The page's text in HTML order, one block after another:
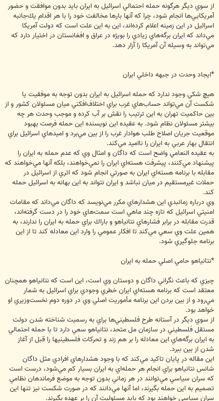
از سوي ديگر هرگونه حمله احتمالي اسرائيل به ايران بايد بدون موافقت و حضور
آمريكايي‌ها انجام شود، چرا كه آنها بارها مخالفت خود را با هر اقدام يك‌جانبه
اسرائيل در اين زمينه اعلام كرده‌اند، اين به اين علت است كه دولت آمريكا
مي‌داند كه ايران برگه‌هاي زيادي را بويژه در عراق و افغانستان در اختيار دارد كه
مي‌تواند به وسيله آن آمريكا را آزار دهد.
*ايجاد وحدت در جبهه داخلي ايران
هيچ شكي وجود ندارد كه حمله اسرائيل به ايران بدون توجه به موفقيت يا
شكست آن مي‌تواند حساب‌هاي غرب براي اختلاف‌افكني ميان مسئولان كشور و از
بين حاكميت تهران به اين ترتيب را نقش بر آب كرده و موجب وحدت هر چه
بيشتر مسئولان نظام شود. به عقيده اين نويسنده اين حمله فرصت بهبود
موقعيت جريان اصلاح طلب هوادار غرب را از بين مي‌برد و اميدهاي اسرائيل براي
انتقال بهار عربي به ايران را نااميد مي‌كند.
به عقيده النعامي واضح است كه داگان و امثال وي كه عدم حمله به ايران را
پيشنهاد مي‌كنند، پيشرفت هسته‌اي ايران را نمي‌خواهند، بلكه آنها مي‌خواهند كه
مقابله با برنامه هسته‌اي ايران به صورتي انجام شود كه اثري از اسرائيل در
حملات غيرمستقيم در ميان نباشد و ايران نتواند به اين بهانه به اسرائيل حمله
كند.
وي درباره زمانبدي اين هشدارهاي مكرر مي‌نويسد كه داگان مي‌داند كه مقامات
امنيتي اسرائيل كه تازه چند ماهي است سمت‌هاي خود را در دست گرفته‌اند،
قدرت مقابله در برابر فشارهاي نتانياهو و باراك براي حمله به ايران را ندارند، به
همين علت وي سعي مي‌كند تا افكار عمومي را وارد اين معادله كند تا از اين
برنامه جلوگيري شود.
*نتانياهو حامي اصلي حمله به ايران
چيزي كه باعث نگراني داگان و دوستان وي است، اين است كه نتانياهو همچنان
معتقد است كه برنامه هسته‌اي ايران خطري وجودي براي اسرائيل به شمار
مي‌رود و از بين بردن اين برنامه مأموريت اصلي وي در دوره دوم نخست‌وزيري او
خواهد بود.
از سوي ديگر در آستانه طرح فلسطيني‌ها براي به رسميت شناخته شدن دولت
مستقل فلسطيني در سازمان مل متحد، نتانياهو سعي دارد تا با حمله احتمالي
به ايران برگه‌هاي اين معادله را بر هم زند و تحركات فلسطينيها را قبل از آغاز
شدن از بين ببرد.
اين مقاله در پايان تاكيد مي‌كند كه با وجود هشدارهاي افرادي مثل داگان
شانس نتانياهو براي انجام هر حمله‌اي به ايران بسيار كم مي‌شود، درست است
كه سران سياسي مي‌توانند در هر زماني بدون توجه به موضع فرماندهان نظامي
تصميم به اين حمله بگيرند، اما آنها مي‌دانند كه در صورت شكست نيز تنها اين
سران سياسي خواهند بود كه بايد مسئوليت آن را بر عهده بگيرند.